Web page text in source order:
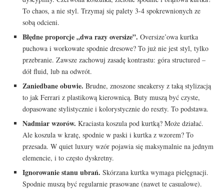
To chaos, a nie styl. Trzymaj się palety 3-4 spokrewnionych ze
sobą odcieni.
Błędne proporcje „dwa razy oversize”. Oversize’owa kurtka
puchowa i workowate spodnie dresowe? To już nie jest styl, tylko
przebranie. Zawsze zachowuj zasadę kontrastu: góra structured –
dół fluid, lub na odwrót.
Zaniedbane obuwie. Brudne, znoszone sneakersy z taką stylizacją
to jak Ferrari z plastikową kierownicą. Buty muszą być czyste,
dopasowane stylistycznie i kolorystycznie do reszty. To podstawa.
Nadmiar wzorów. Kraciasta koszula pod kurtką? Może działać.
Ale koszula w kratę, spodnie w paski i kurtka z wzorem? To
przesada. W quiet luxury wzór pojawia się maksymalnie na jednym
elemencie, i to często dyskretny.
Ignorowanie stanu ubrań. Skórzana kurtka wymaga pielęgnacji.
Spodnie muszą być regularnie prasowane (nawet te casualowe).